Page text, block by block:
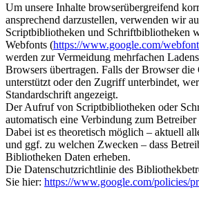
Um unsere Inhalte browserübergreifend
ansprechend darzustellen, verwenden wir
Scriptbibliotheken und Schriftbibliotheken
Webfonts (https://www.google.com/
werden zur Vermeidung mehrfachen
Browsers übertragen. Falls der Browser
unterstützt oder den Zugriff unterbindet,
Standardschrift angezeigt.
Der Aufruf von Scriptbibliotheken oder
automatisch eine Verbindung zum
Dabei ist es theoretisch möglich – aktuell
und ggf. zu welchen Zwecken – dass
Bibliotheken Daten erheben.
Die Datenschutzrichtlinie des
Sie hier: https://www.google.com/policies/